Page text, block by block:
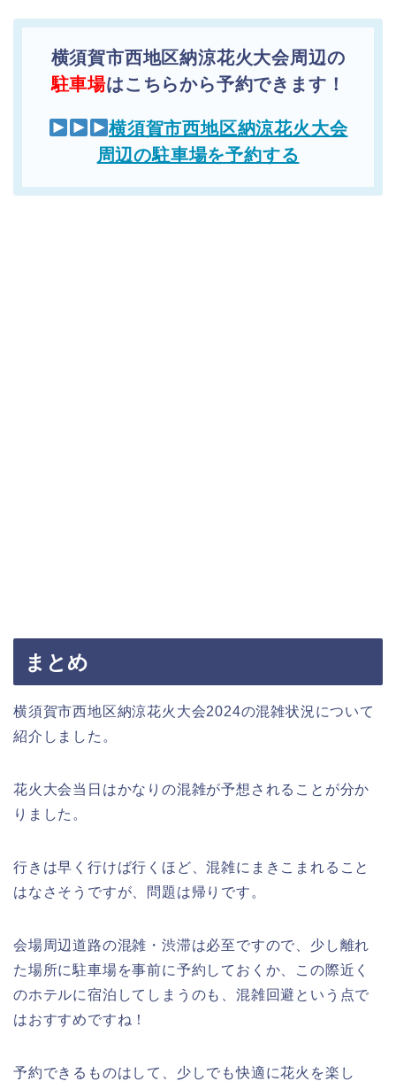
横須賀市西地区納涼花火大会周辺の
駐車場はこちらから予約できます！
横須賀市西地区納涼花火大会
周辺の駐車場を予約する
まとめ
横須賀市西地区納涼花火大会2024の混雑状況について
紹介しました。
花火大会当日はかなりの混雑が予想されることが分か
りました。
行きは早く行けば行くほど、混雑にまきこまれること
はなさそうですが、問題は帰りです。
会場周辺道路の混雑・渋滞は必至ですので、少し離れ
た場所に駐車場を事前に予約しておくか、この際近く
のホテルに宿泊してしまうのも、混雑回避という点で
はおすすめですね！
予約できるものはして、少しでも快適に花火を楽し